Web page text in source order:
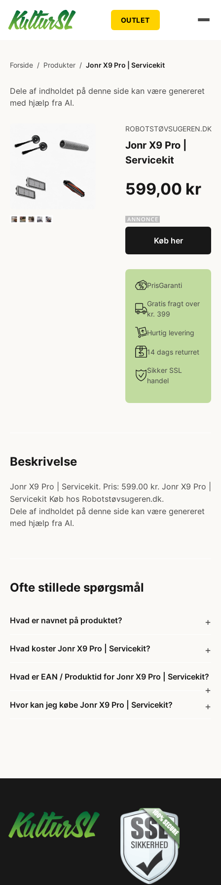
OUTLET
Forside / Produkter / Jonr X9 Pro | Servicekit
Dele af indholdet på denne side kan være genereret
med hjælp fra AI.
ROBOTSTØVSUGEREN.DK
Jonr X9 Pro |
Servicekit
599,00 kr
Køb her
PrisGaranti
Gratis fragt over
kr. 399
Hurtig levering
14 dags returret
Sikker SSL
handel
Beskrivelse
Jonr X9 Pro | Servicekit. Pris: 599.00 kr. Jonr X9 Pro |
Servicekit Køb hos Robotstøvsugeren.dk.
Dele af indholdet på denne side kan være genereret
med hjælp fra AI.
Ofte stillede spørgsmål
Hvad er navnet på produktet?
Hvad koster Jonr X9 Pro | Servicekit?
Hvad er EAN / Produktid for Jonr X9 Pro | Servicekit?
Hvor kan jeg købe Jonr X9 Pro | Servicekit?